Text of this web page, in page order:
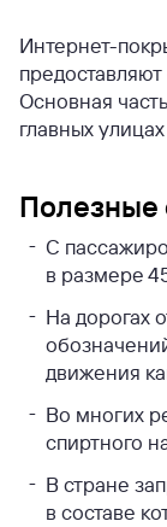
Интернет-
Основная
главных
Полезные
С
в размере
На дорогах
движения
Во многих
спиртного
В стране
в составе